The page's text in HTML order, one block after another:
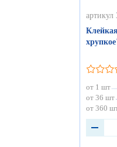
артикул
от 1 шт
от 36 шт
от 360